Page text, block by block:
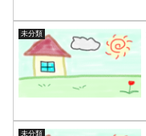
未分類
未分類